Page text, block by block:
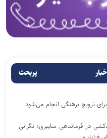
پربحث
ترویج برهنگی انجام می‌شود
در فرماندهی سایبری؛ نگرانی